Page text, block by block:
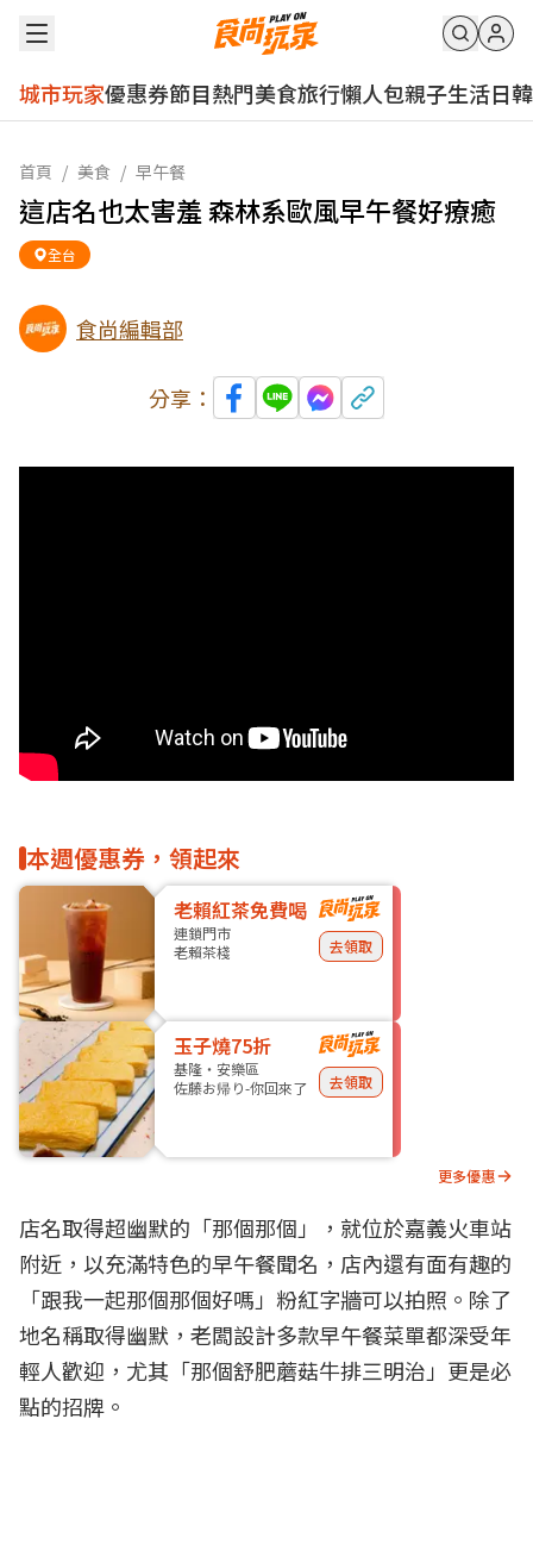
城市玩家優惠券節目熱門美食旅行懶人包親子生活日韓
首頁 / 美食 / 早午餐
這店名也太害羞 森林系歐風早午餐好療癒
全台
食尚編輯部
分享：
本週優惠券，領起來
老賴紅茶免費喝
連鎖門市
老賴茶棧
去領取
玉子燒75折
基隆・安樂區
佐藤お帰り-你回來了
去領取
更多優惠
店名取得超幽默的「那個那個」，就位於嘉義火車站
附近，以充滿特色的早午餐聞名，店內還有面有趣的
「跟我一起那個那個好嗎」粉紅字牆可以拍照。除了
地名稱取得幽默，老闆設計多款早午餐菜單都深受年
輕人歡迎，尤其「那個舒肥蘑菇牛排三明治」更是必
點的招牌。